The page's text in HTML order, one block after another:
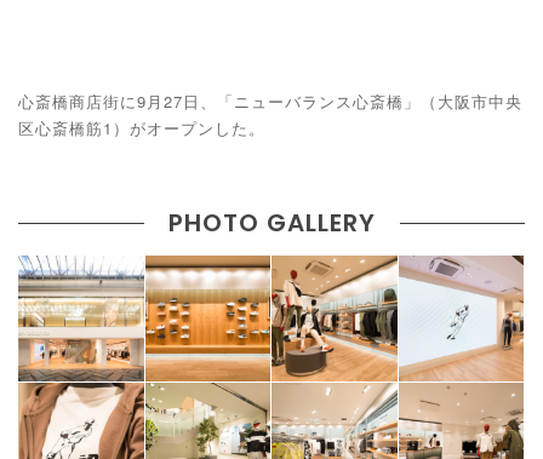
心斎橋商店街に9月27日、「ニューバランス心斎橋」（大阪市中央
区心斎橋筋1）がオープンした。
PHOTO GALLERY